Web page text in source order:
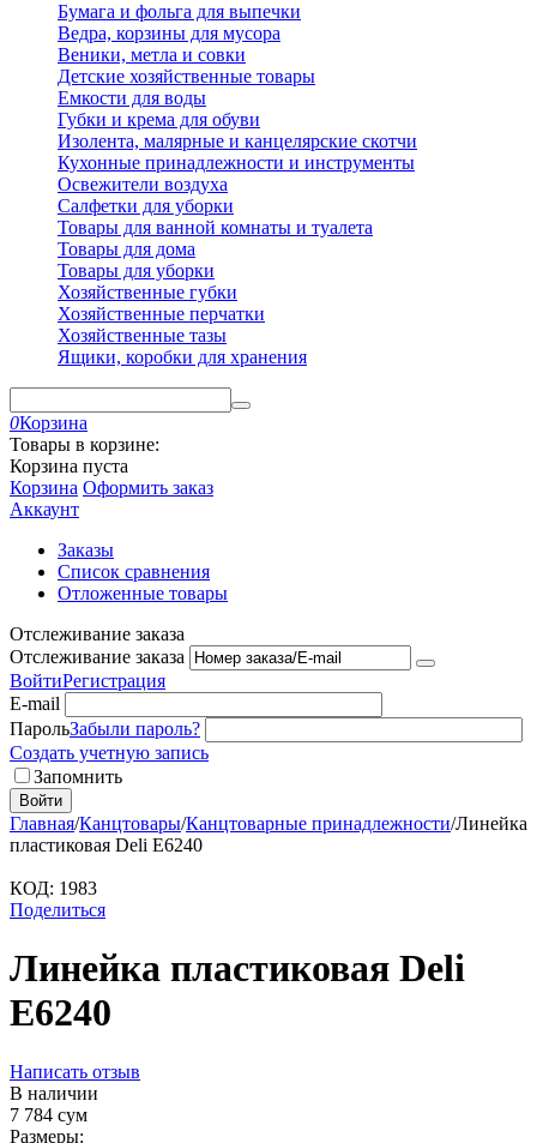
Бумага и фольга для выпечки
Ведра, корзины для мусора
Веники, метла и совки
Детские хозяйственные товары
Емкости для воды
Губки и крема для обуви
Изолента, малярные и канцелярские скотчи
Кухонные принадлежности и инструменты
Освежители воздуха
Салфетки для уборки
Товары для ванной комнаты и туалета
Товары для дома
Товары для уборки
Хозяйственные губки
Хозяйственные перчатки
Хозяйственные тазы
Ящики, коробки для хранения
0Корзина
Товары в корзине:
Корзина пуста
Корзина Оформить заказ
Аккаунт
Заказы
Список сравнения
Отложенные товары
Отслеживание заказа
Отслеживание заказа
ВойтиРегистрация
E-mail
ПарольЗабыли пароль?
Создать учетную запись
Запомнить
Войти
Главная/Канцтовары/Канцтоварные принадлежности/Линейка
пластиковая Deli E6240
КОД: 1983
Поделиться
Линейка пластиковая Deli
E6240
Написать отзыв
В наличии
7 784 сум
Размеры: